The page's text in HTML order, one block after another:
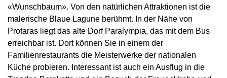
«Wunschbaum». Von den natürlichen Attraktionen ist die
malerische Blaue Lagune berühmt. In der Nähe von
Protaras liegt das alte Dorf Paralympia, das mit dem Bus
erreichbar ist. Dort können Sie in einem der
Familienrestaurants die Meisterwerke der nationalen
Küche probieren. Interessant ist auch ein Ausflug in die